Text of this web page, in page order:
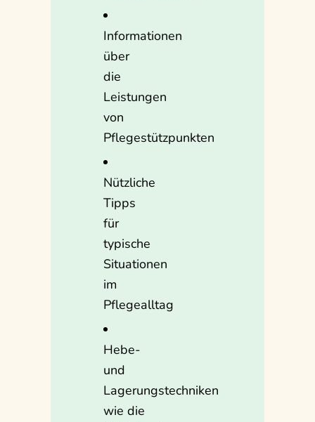
Informationen
über
die
Leistungen
von
Pflegestützpunkten
Nützliche
Tipps
für
typische
Situationen
im
Pflegealltag
Hebe-
und
Lagerungstechniken
wie die